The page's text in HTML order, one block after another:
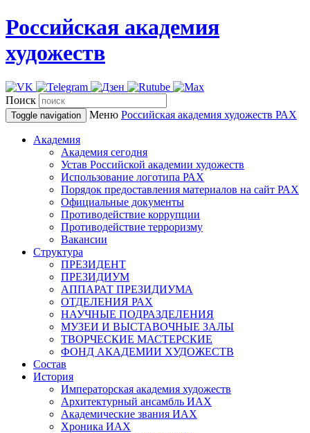
Российская академия
художеств
Поиск
Toggle navigation Меню Российская академия художеств РАХ
Академия
Академия сегодня
Устав Российской академии художеств
Использование логотипа РАХ
Порядок предоставления материалов на сайт РАХ
Официальные документы
Противодействие коррупции
Противодействие терроризму
Вакансии
Структура
ПРЕЗИДЕНТ
ПРЕЗИДИУМ
АППАРАТ ПРЕЗИДИУМА
ОТДЕЛЕНИЯ РАХ
НАУЧНЫЕ ПОДРАЗДЕЛЕНИЯ
МУЗЕИ И ВЫСТАВОЧНЫЕ ЗАЛЫ
ТВОРЧЕСКИЕ МАСТЕРСКИЕ
ФОНД АКАДЕМИИ ХУДОЖЕСТВ
Состав
История
Императорская академия художеств
Архитектурный ансамбль ИАХ
Академические звания ИАХ
Хроника ИАХ